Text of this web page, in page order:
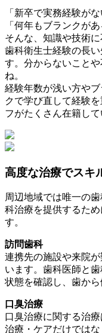
「新卒で実務経験が
「何年もブランクが
そんな、知識や技術
歯科衛生士経験の長
す。分からないこと
ね。
経験年数が浅い方や
クで学び直して経験
フがたくさん在籍して
高度な治療でスキ
周辺地域では唯一の
科治療を提供するた
す。
訪問歯科
連携先の施設や来院
います。歯科医師と
状態を確認し、歯から
口臭治療
口臭治療に関する治
治療・ケアだけでは